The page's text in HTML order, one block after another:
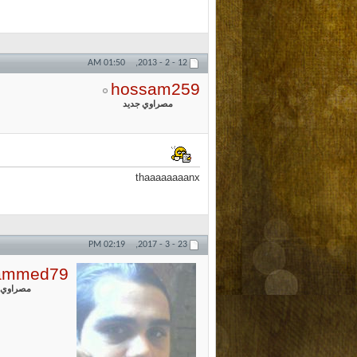
12 - 2 - 2013,
01:50 AM
hossam259
مصراوي جديد
thaaaaaaaanx
23 - 3 - 2017,
02:19 PM
مصراوي